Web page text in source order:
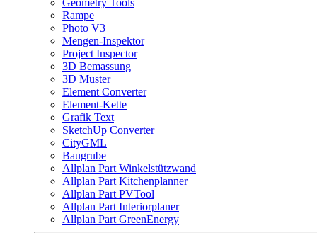
Geometry Tools
Rampe
Photo V3
Mengen-Inspektor
Project Inspector
3D Bemassung
3D Muster
Element Converter
Element-Kette
Grafik Text
SketchUp Converter
CityGML
Baugrube
Allplan Part Winkelstützwand
Allplan Part Kitchenplanner
Allplan Part PVTool
Allplan Part Interiorplaner
Allplan Part GreenEnergy